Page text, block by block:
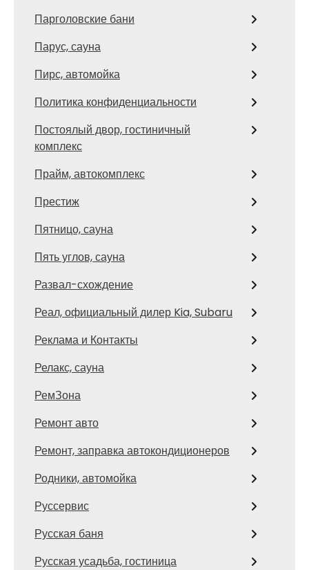
Парголовские бани
Парус, сауна
Пирс, автомойка
Политика конфиденциальности
Постоялый двор, гостиничный
комплекс
Прайм, автокомплекс
Престиж
Пятницо, сауна
Пять углов, сауна
Развал-схождение
Реал, официальный дилер Kia, Subaru
Реклама и Контакты
Релакс, сауна
РемЗона
Ремонт авто
Ремонт, заправка автокондиционеров
Родники, автомойка
Руссервис
Русская баня
Русская усадьба, гостиница